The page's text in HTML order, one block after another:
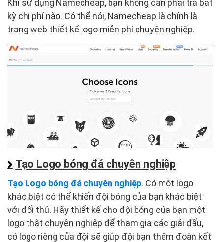
Khi sử dụng Namecheap, bạn không cần phải trả bất
kỳ chi phí nào. Có thể nói, Namecheap là chính là
trang web thiết kế logo miễn phí chuyên nghiệp.
Tạo Logo bóng đá chuyên nghiệp
Tạo Logo bóng đá chuyên nghiệp. Có một logo
khác biệt có thể khiến đội bóng của bạn khác biệt
với đối thủ. Hãy thiết kế cho đội bóng của bạn một
logo thật chuyên nghiệp để tham gia các giải đấu,
có logo riêng của đội sẽ giúp đội bạn thêm đoàn kết